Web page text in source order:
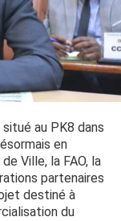
au PK8 dans
en
Ville, la FAO, la
partenaires
destiné à
du